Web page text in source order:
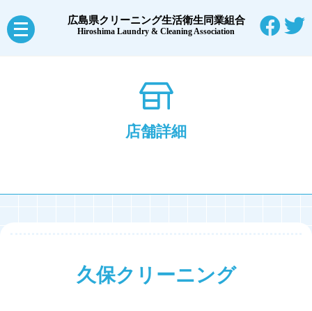
広島県クリーニング生活衛生同業組合
Hiroshima Laundry & Cleaning Association
メ
店舗詳細
久保クリーニング